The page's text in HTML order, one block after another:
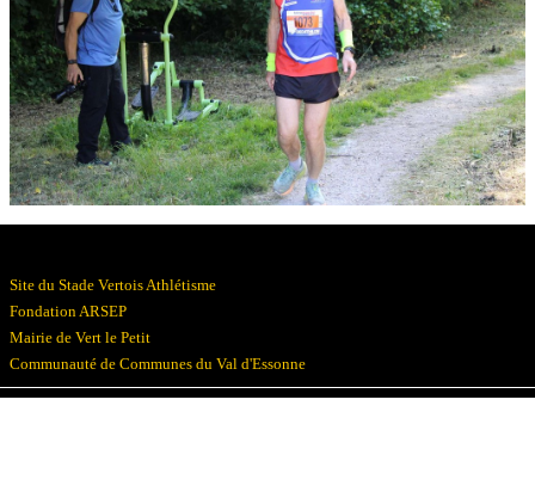
Devenez bénévoles
Partenaires
Photos▼
Site du Stade Vertois Athlétisme
Fondation ARSEP
Mairie de Vert le Petit
Communauté de Communes du Val d'Essonne